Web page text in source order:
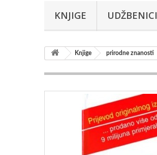
KNJIGE UDŽBENICI
Knjige prirodne znanosti